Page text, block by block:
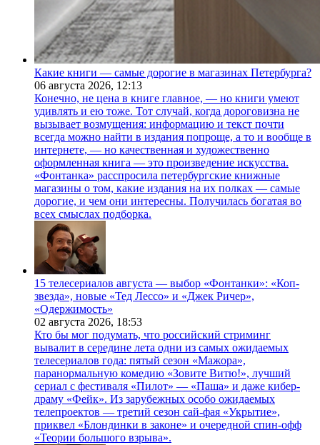
Какие книги — самые дорогие в магазинах Петербурга?
06 августа 2026, 12:13
Конечно, не цена в книге главное, — но книги умеют
удивлять и ею тоже. Тот случай, когда дороговизна не
вызывает возмущения: информацию и текст почти
всегда можно найти в издания попроще, а то и вообще в
интернете, — но качественная и художественно
оформленная книга — это произведение искусства.
«Фонтанка» расспросила петербургские книжные
магазины о том, какие издания на их полках — самые
дорогие, и чем они интересны. Получилась богатая во
всех смыслах подборка.
15 телесериалов августа — выбор «Фонтанки»: «Коп-
звезда», новые «Тед Лессо» и «Джек Ричер»,
«Одержимость»
02 августа 2026, 18:53
Кто бы мог подумать, что российский стриминг
вывалит в середине лета одни из самых ожидаемых
телесериалов года: пятый сезон «Мажора»,
паранормальную комедию «Зовите Витю!», лучший
сериал с фестиваля «Пилот» — «Паша» и даже кибер-
драму «Фейк». Из зарубежных особо ожидаемых
телепроектов — третий сезон сай-фая «Укрытие»,
приквел «Блондинки в законе» и очередной спин-офф
«Теории большого взрыва».